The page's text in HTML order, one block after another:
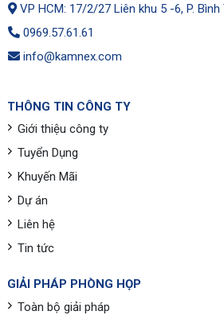
VP HCM: 17/2/27 Liên khu 5 -6, P. Bình
0969.57.61.61
info@kamnex.com
THÔNG TIN CÔNG TY
Giới thiệu công ty
Tuyển Dụng
Khuyến Mãi
Dự án
Liên hệ
Tin tức
GIẢI PHÁP PHÒNG HỌP
Toàn bộ giải pháp